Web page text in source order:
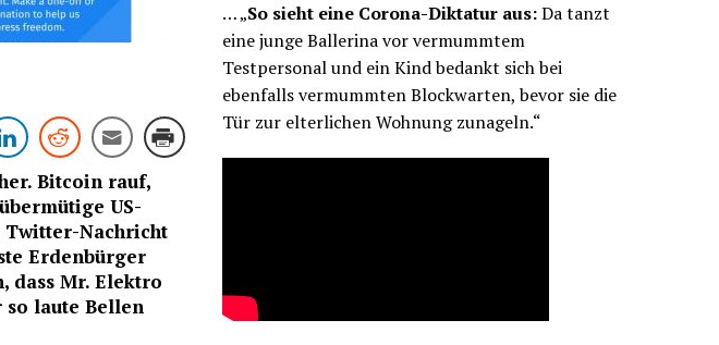
Bitcoin rauf,
US-
Twitter-Nachricht
Erdenbürger
dass Mr. Elektro
so laute Bellen
… „So sieht eine Corona-Diktatur aus:Da tanzt
eine junge Ballerina vor vermummtem
Testpersonal und ein Kind bedankt sich bei
ebenfalls vermummten Blockwarten, bevor sie die
Tür zur elterlichen Wohnung zunageln.“